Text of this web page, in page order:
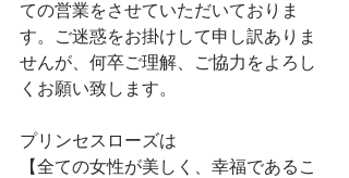
ての営業をさせていただいておりま
す。ご迷惑をお掛けして申し訳ありま
せんが、何卒ご理解、ご協力をよろし
くお願い致します。
プリンセスローズは
【全ての女性が美しく、幸福であるこ